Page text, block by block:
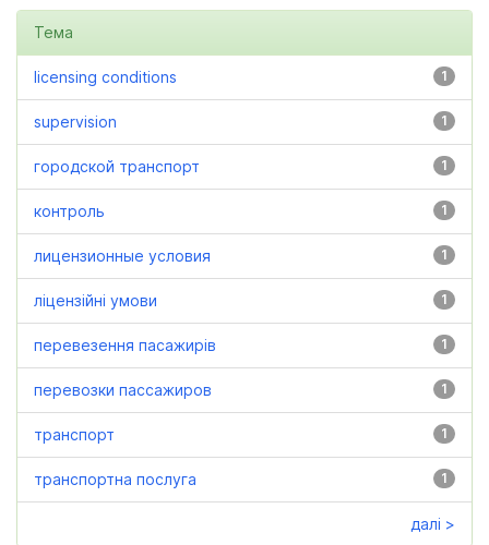
Тема
1
licensing conditions
1
supervision
1
городской транспорт
1
контроль
1
лицензионные условия
1
ліцензійні умови
1
перевезення пасажирів
1
перевозки пассажиров
1
транспорт
1
транспортна послуга
далі >